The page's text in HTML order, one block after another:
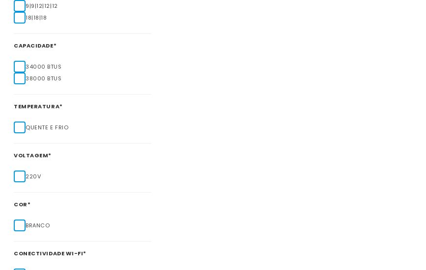
9|9|12|12|12
18|18|18
CAPACIDADE*
34000 BTUS
38000 BTUS
TEMPERATURA*
QUENTE E FRIO
VOLTAGEM*
220V
COR*
BRANCO
CONECTIVIDADE WI-FI*